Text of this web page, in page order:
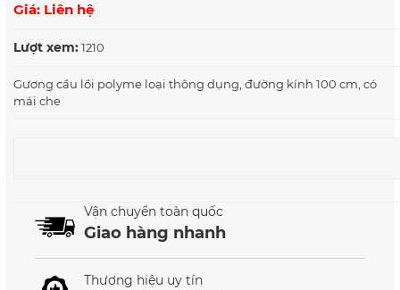
Giá: Liên hệ
Lượt xem: 1210
Gương cầu lồi polyme loại thông dụng, đường kính 100 cm, có
mái che
Vận chuyển toàn quốc
Giao hàng nhanh
Thương hiệu uy tín